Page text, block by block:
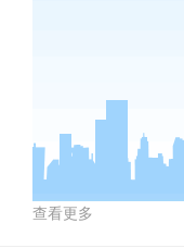
查看更多